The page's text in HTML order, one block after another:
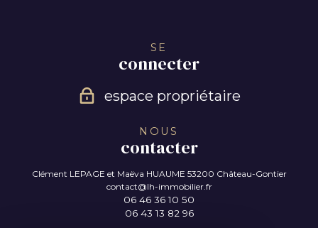
SE
connecter
espace propriétaire
NOUS
contacter
06 43 13 82 96
06 46 36 10 50
contact@lh-immobilier.fr
Clément LEPAGE et Maëva HUAUME 53200 Château-Gontier